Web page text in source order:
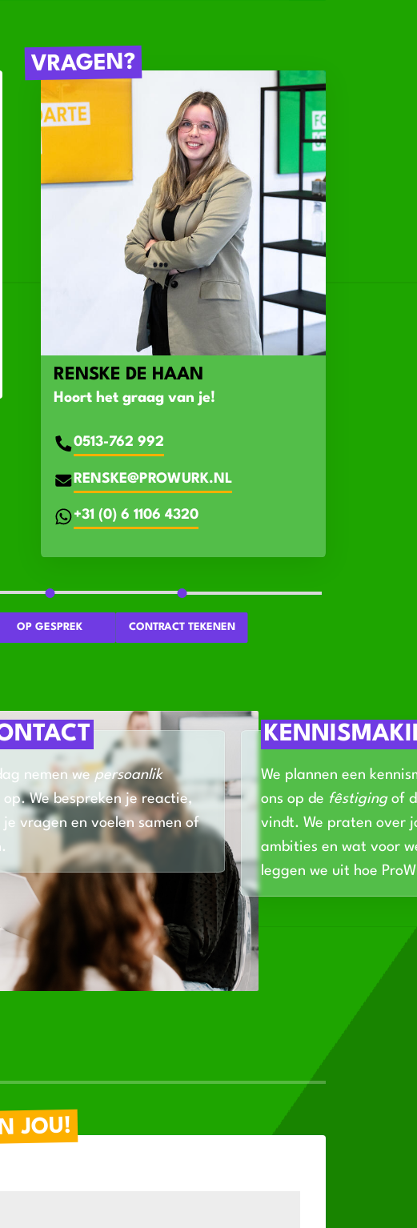
VRAGEN?
RENSKE DE HAAN
Hoort het graag van je!
0513-762 992
RENSKE@PROWURK.NL
+31 (0) 6 1106 4320
OP GESPREK CONTRACT TEKENEN
nemen wepersoanlik
We bespreken je reactie,
je vragen en voelen samen of
We plannen een
ons op de fêstigingof
vindt. We praten over
ambities en wat voor
leggen we uit hoe
JOU!